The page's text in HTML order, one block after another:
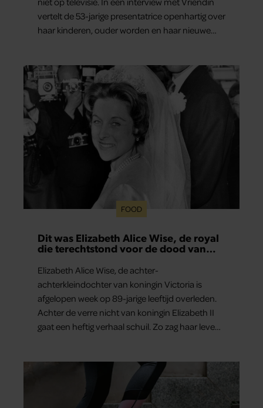
vertelt de 53-jarige presentatrice openhartig over
haar kinderen, ouder worden en haar nieuwe
dag het meest bezighouden.
FOOD
Dit was Elizabeth Alice Wise, de royal
die terechtstond voor de dood van
Elizabeth Alice Wise, de achter-
achterkleindochter van koningin Victoria is
afgelopen week op 89-jarige leeftijd overleden.
Achter de verre nicht van koningin Elizabeth II
gaat een heftig verhaal schuil. Zo zag haar leven